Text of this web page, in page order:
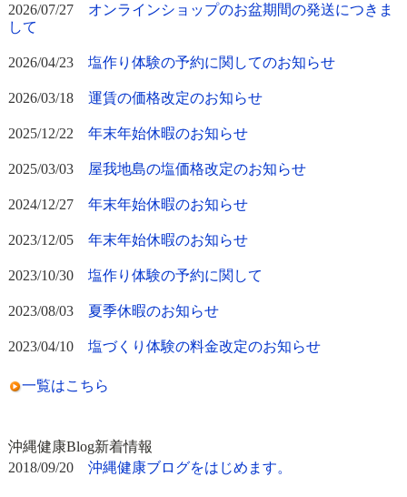
2026/07/27
オンラインショップのお盆期間の発送につきま
して
2026/04/23 塩作り体験の予約に関してのお知らせ
2026/03/18 運賃の価格改定のお知らせ
2025/12/22 年末年始休暇のお知らせ
2025/03/03 屋我地島の塩価格改定のお知らせ
2024/12/27 年末年始休暇のお知らせ
2023/12/05 年末年始休暇のお知らせ
2023/10/30 塩作り体験の予約に関して
2023/08/03 夏季休暇のお知らせ
2023/04/10 塩づくり体験の料金改定のお知らせ
一覧はこちら
沖縄健康Blog新着情報
2018/09/20
沖縄健康ブログをはじめます。